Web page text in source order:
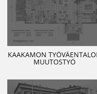
KAAKAMON
MUUTOSTYÖ